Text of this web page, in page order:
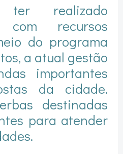
realizado
com recursos
do programa
a atual gestão
importantes
da cidade.
destinadas
para atender